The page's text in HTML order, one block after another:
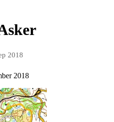
2018
2018